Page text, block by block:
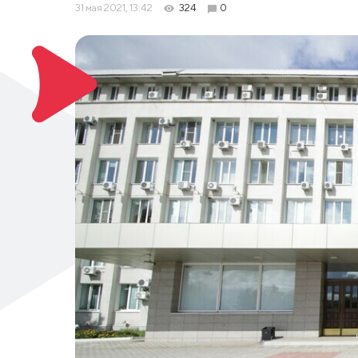
31 мая 2021, 13:42 324 0